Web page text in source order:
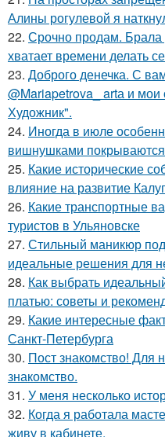
Алины рогулевой я
22. Срочно продам. Брала
хватает времени делать
23. Доброго денечка. С
@Mariapetrova_ artа и
Художник".
24. Иногда в июле
вишнушками
25. Какие исторические
влияние на развитие
26. Какие транспортные
туристов в Ульяновске
27. Стильный маникюр
идеальные решения для
28. Как выбрать
платью: советы и
29. Какие интересные
Санкт-Петербурга
30. Пост знакомство! Для
знакомство.
31. У меня несколько
32. Когда я работала
живу в кабинете.